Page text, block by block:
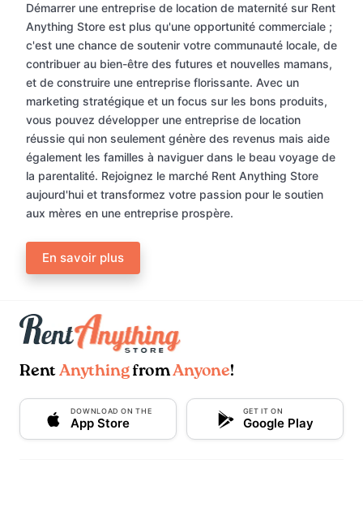
Démarrer une entreprise de location de maternité sur Rent
Anything Store est plus qu'une opportunité commerciale ;
c'est une chance de soutenir votre communauté locale, de
contribuer au bien-être des futures et nouvelles mamans,
et de construire une entreprise florissante. Avec un
marketing stratégique et un focus sur les bons produits,
vous pouvez développer une entreprise de location
réussie qui non seulement génère des revenus mais aide
également les familles à naviguer dans le beau voyage de
la parentalité. Rejoignez le marché Rent Anything Store
aujourd'hui et transformez votre passion pour le soutien
aux mères en une entreprise prospère.
En savoir plus
Rent AnythingfromAnyone!
DOWNLOAD ON THE
App Store
GET IT ON
Google Play